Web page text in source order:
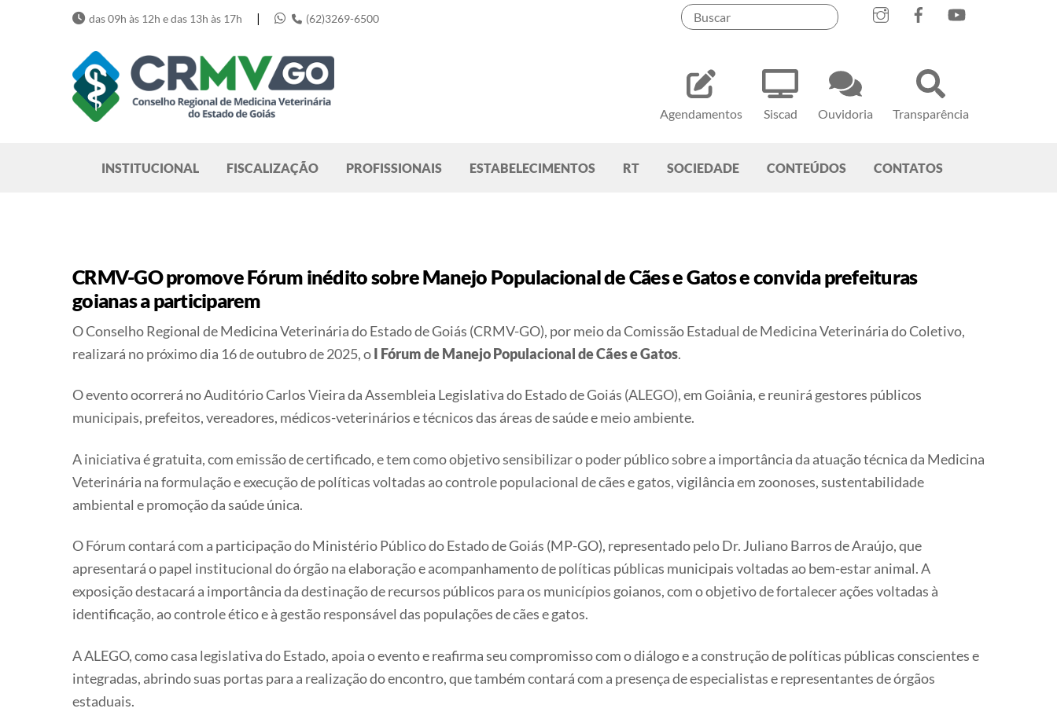
Agendamentos Siscad Ouvidoria Transparência
das 09h às 12h e das 13h às 17h | (62)3269-6500
INSTITUCIONAL FISCALIZAÇÃO PROFISSIONAIS ESTABELECIMENTOS RT SOCIEDADE CONTEÚDOS CONTATOS
CRMV-GO promove Fórum inédito sobre Manejo Populacional de Cães e Gatos e convida prefeituras
goianas a participarem
O Conselho Regional de Medicina Veterinária do Estado de Goiás (CRMV-GO), por meio da Comissão Estadual de Medicina Veterinária do Coletivo,
realizará no próximo dia 16 de outubro de 2025, oI Fórum de Manejo Populacional de Cães e Gatos.
O evento ocorrerá no Auditório Carlos Vieira da Assembleia Legislativa do Estado de Goiás (ALEGO), em Goiânia, e reunirá gestores públicos
municipais, prefeitos, vereadores, médicos-veterinários e técnicos das áreas de saúde e meio ambiente.
A iniciativa é gratuita, com emissão de certificado, e tem como objetivo sensibilizar o poder público sobre a importância da atuação técnica da Medicina
Veterinária na formulação e execução de políticas voltadas ao controle populacional de cães e gatos, vigilância em zoonoses, sustentabilidade
ambiental e promoção da saúde única.
O Fórum contará com a participação do Ministério Público do Estado de Goiás (MP-GO), representado pelo Dr. Juliano Barros de Araújo, que
apresentará o papel institucional do órgão na elaboração e acompanhamento de políticas públicas municipais voltadas ao bem-estar animal. A
exposição destacará a importância da destinação de recursos públicos para os municípios goianos, com o objetivo de fortalecer ações voltadas à
identificação, ao controle ético e à gestão responsável das populações de cães e gatos.
A ALEGO, como casa legislativa do Estado, apoia o evento e reafirma seu compromisso com o diálogo e a construção de políticas públicas conscientes e
integradas, abrindo suas portas para a realização do encontro, que também contará com a presença de especialistas e representantes de órgãos
estaduais.